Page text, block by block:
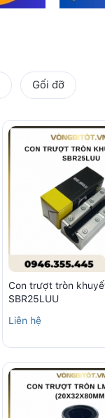
Gối đỡ
Con trượt tròn
SBR25LUU
Liên hệ